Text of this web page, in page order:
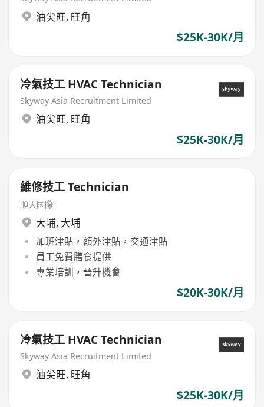
油尖旺, 旺角
$25K-30K/月
冷氣技工 HVAC Technician
Skyway Asia Recruitment Limited
油尖旺, 旺角
$25K-30K/月
維修技工 Technician
順天國際
大埔, 大埔
加班津貼，額外津貼，交通津貼
員工免費膳食提供
專業培訓，晉升機會
$20K-30K/月
冷氣技工 HVAC Technician
Skyway Asia Recruitment Limited
油尖旺, 旺角
$25K-30K/月